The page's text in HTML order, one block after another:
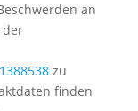
an
zu
finden